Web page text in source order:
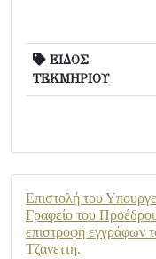
ΕΙΔΟΣ
ΤΕΚΜΗΡΙΟΥ
Επιστολή του
Γραφείο του
επιστροφή εγγράφων
Τζανεττή.